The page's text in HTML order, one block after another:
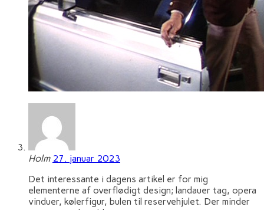
Holm 27. januar 2023
Det interessante i dagens artikel er for mig
elementerne af overflødigt design; landauer tag, opera
vinduer, kølerfigur, bulen til reservehjulet. Der minder